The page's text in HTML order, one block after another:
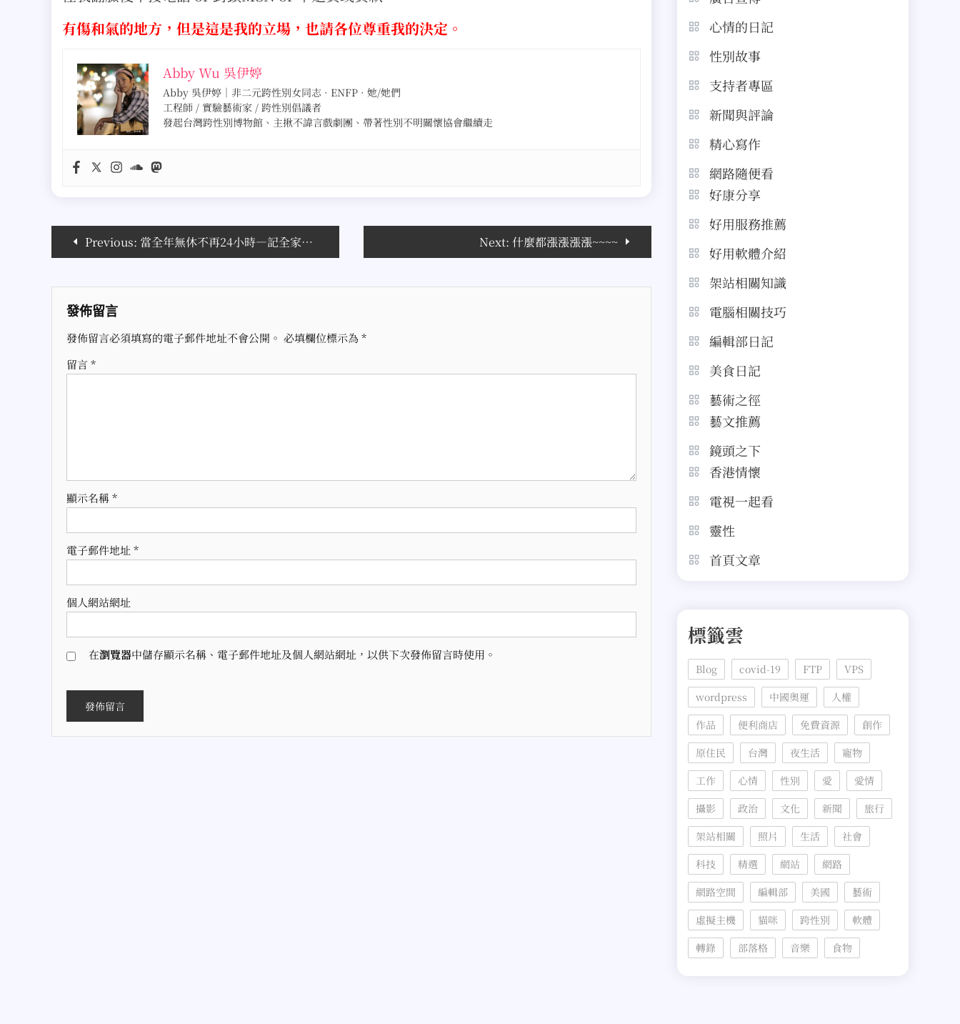
有傷和氣的地方，但是這是我的立場，也請各位尊重我的決定。
Abby Wu 吳伊婷
Abby 吳伊婷｜非二元跨性別女同志 · ENFP · 她/她們
工程師 / 實驗藝術家 / 跨性別倡議者
發起台灣跨性別博物館、主揪不諱言戲劇團、帶著性別不明關懷協會繼續走
導
覽
Previous: 當全年無休不再24小時—記全家台南成功店(圖) Next: 什麼都漲漲漲漲~~~~
發佈留言
發佈留言必須填寫的電子郵件地址不會公開。 必填欄位標示為*
留言 *
顯示名稱*
電子郵件地址 *
個人網站網址
在瀏覽器中儲存顯示名稱、電子郵件地址及個人網站網址，以供下次發佈留言時使用。
心情的日記
性別故事
支持者專區
新聞與評論
精心寫作
網路隨便看
好康分享
好用服務推薦
好用軟體介紹
架站相關知識
電腦相關技巧
編輯部日記
美食日記
藝術之徑
藝文推薦
鏡頭之下
香港情懷
電視一起看
靈性
首頁文章
標籤雲
Blog covid-19 FTP
VPS
wordpress
中國奧運
人權
作品
便利商店 免費資源
創作
原住民
台灣 夜生活
寵物
工作
心情 性別 愛
愛情
攝影
政治 文化 新聞
旅行
架站相關
照片 生活
社會
科技
精選 網站
網路
網路空間
編輯部 美國
藝術
虛擬主機
貓咪 跨性別
軟體
轉錄
部落格 音樂 食物